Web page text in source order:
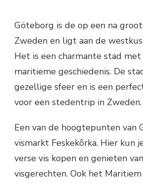
Göteborg is de op een na
Zweden en ligt aan de
Het is een charmante stad
maritieme geschiedenis. De
gezellige sfeer en is een
voor een stedentrip in Zweden.
Een van de hoogtepunten van
vismarkt Feskekôrka. Hier kun
verse vis kopen en genieten
visgerechten. Ook het